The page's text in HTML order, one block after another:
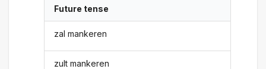
Future tense
zal mankeren
zult mankeren